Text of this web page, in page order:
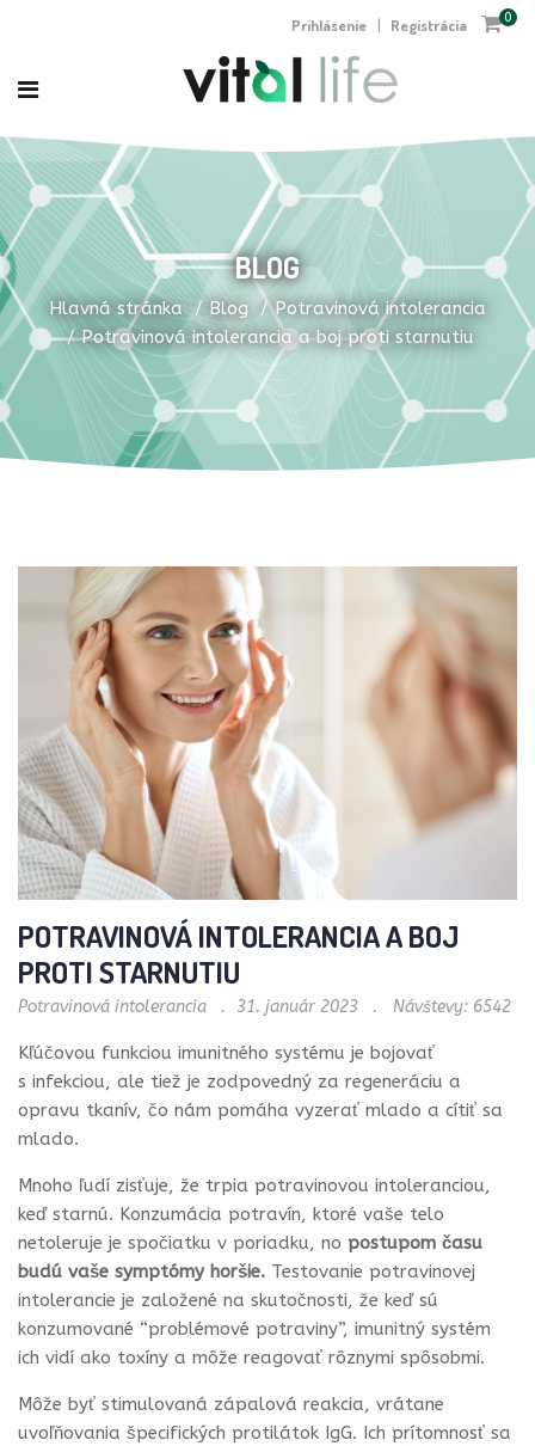
Prihlásenie | Registrácia 0
BLOG
Hlavná stránka Blog
Potravinová intolerancia
Potravinová intolerancia a boj proti starnutiu
POTRAVINOVÁ INTOLERANCIA A BOJ
PROTI STARNUTIU
Potravinová intolerancia 31. január 2023 Návštevy: 6542
Kľúčovou funkciou imunitného systému je bojovať
s infekciou, ale tiež je zodpovedný za regeneráciu a
opravu tkanív, čo nám pomáha vyzerať mlado a cítiť sa
mlado.
Mnoho ľudí zisťuje, že trpia potravinovou intoleranciou,
keď starnú. Konzumácia potravín, ktoré vaše telo
netoleruje je spočiatku v poriadku, no postupom času
budú vaše symptómy horšie. Testovanie potravinovej
intolerancie je založené na skutočnosti, že keď sú
konzumované “problémové potraviny”, imunitný systém
ich vidí ako toxíny a môže reagovať rôznymi spôsobmi.
Môže byť stimulovaná zápalová reakcia, vrátane
uvoľňovania špecifických protilátok IgG. Ich prítomnosť sa